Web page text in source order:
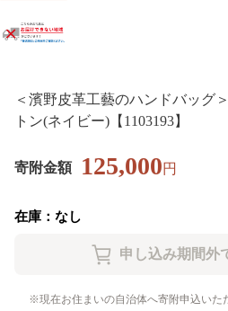
＜濱野皮革工藝のハンドバッグ
トン(ネイビー)【1103193】
寄附金額 125,000円
在庫：なし
現在お住まいの自治体へ寄附申込いた